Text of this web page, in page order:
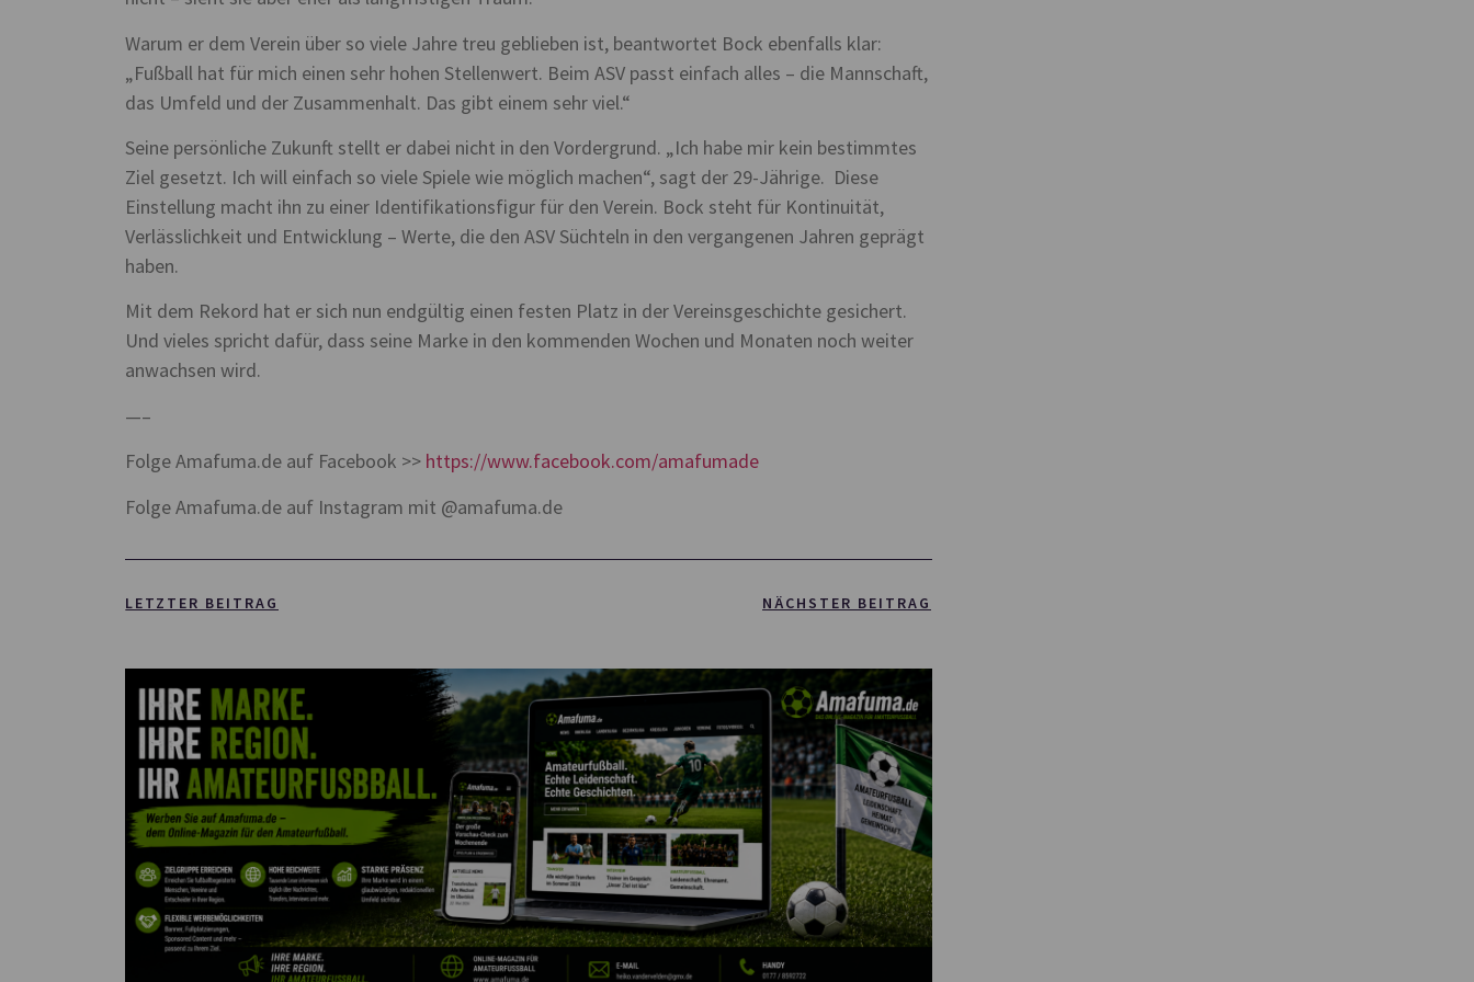
Warum er dem Verein über so viele Jahre treu geblieben ist, beantwortet Bock ebenfalls klar:
„Fußball hat für mich einen sehr hohen Stellenwert. Beim ASV passt einfach alles – die Mannschaft,
das Umfeld und der Zusammenhalt. Das gibt einem sehr viel.“
Seine persönliche Zukunft stellt er dabei nicht in den Vordergrund. „Ich habe mir kein bestimmtes
Ziel gesetzt. Ich will einfach so viele Spiele wie möglich machen“, sagt der 29-Jährige. Diese
Einstellung macht ihn zu einer Identifikationsfigur für den Verein. Bock steht für Kontinuität,
Verlässlichkeit und Entwicklung – Werte, die den ASV Süchteln in den vergangenen Jahren geprägt
haben.
Mit dem Rekord hat er sich nun endgültig einen festen Platz in der Vereinsgeschichte gesichert.
Und vieles spricht dafür, dass seine Marke in den kommenden Wochen und Monaten noch weiter
anwachsen wird.
—–
Folge Amafuma.de auf Facebook >> https://www.facebook.com/amafumade
Folge Amafuma.de auf Instagram mit @amafuma.de
LETZTER BEITRAG NÄCHSTER BEITRAG